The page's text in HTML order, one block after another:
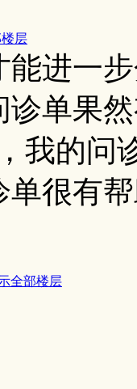
层
能进一
单果
我的问
单很有
全部楼层